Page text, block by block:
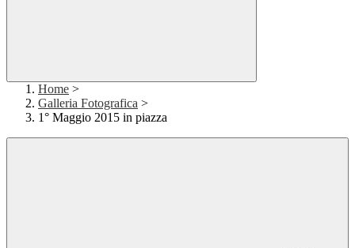
Home >
Galleria Fotografica >
1° Maggio 2015 in piazza